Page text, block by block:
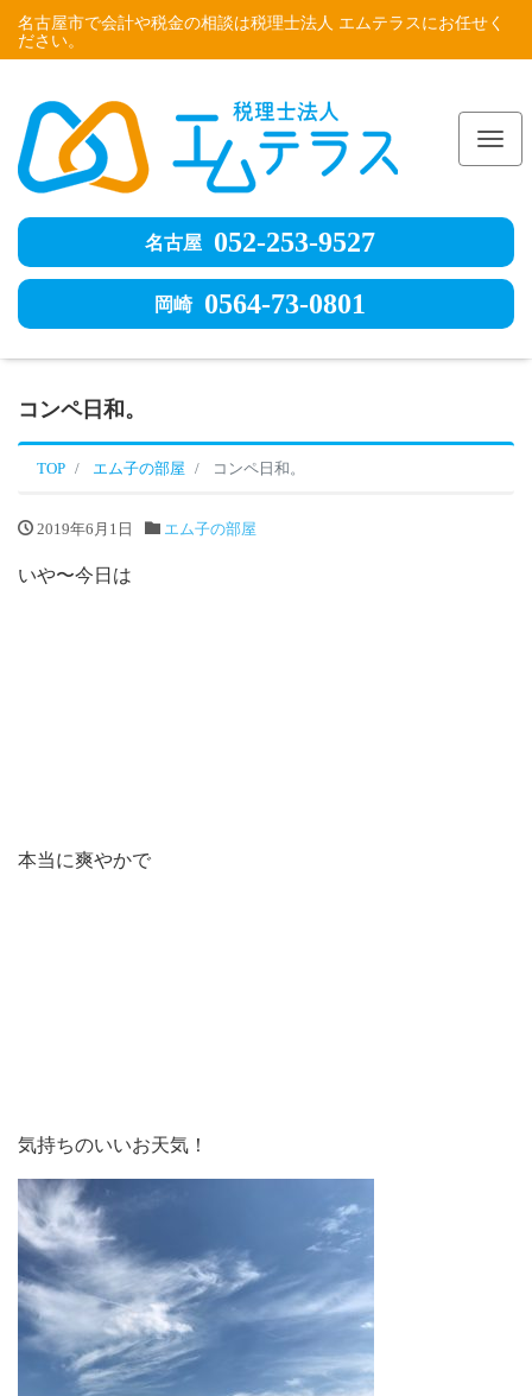
名古屋市で会計や税金の相談は税理士法人 エムテラスにお任せく
ださい。
名古屋 052-253-9527
岡崎 0564-73-0801
コンペ日和。
TOP エム子の部屋 コンペ日和。
2019年6月1日 エム子の部屋
いや〜今日は
本当に爽やかで
気持ちのいいお天気！